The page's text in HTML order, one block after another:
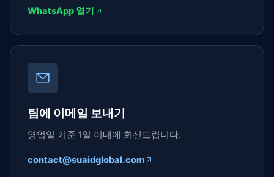
WhatsApp 열기
팀에 이메일 보내기
영업일 기준 1일 이내에 회신드립니다.
contact@suaidglobal.com